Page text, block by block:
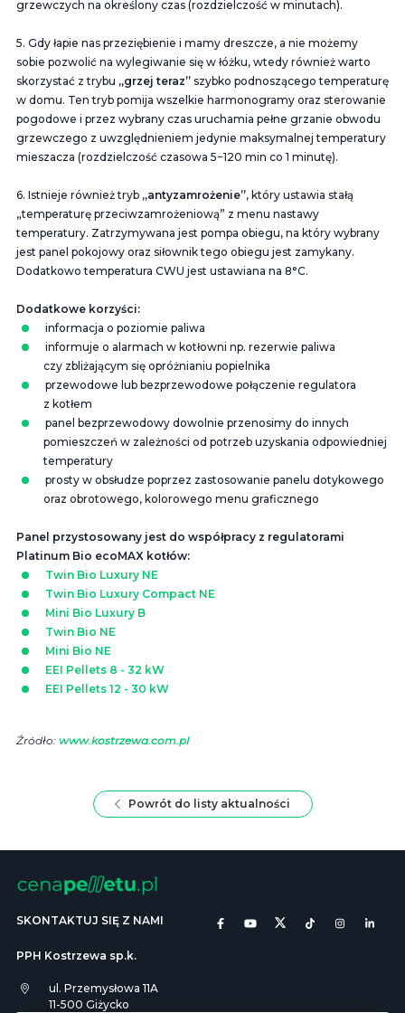
grzewczych na określony czas (rozdzielczość w minutach).
5. Gdy łapie nas przeziębienie i mamy dreszcze, a nie możemy
sobie pozwolić na wylegiwanie się w łóżku, wtedy również warto
skorzystać z trybu „grzej teraz” szybko podnoszącego temperaturę
w domu. Ten tryb pomija wszelkie harmonogramy oraz sterowanie
pogodowe i przez wybrany czas uruchamia pełne grzanie obwodu
grzewczego z uwzględnieniem jedynie maksymalnej temperatury
mieszacza (rozdzielczość czasowa 5−120 min co 1 minutę).
6. Istnieje również tryb „antyzamrożenie”, który ustawia stałą
„temperaturę przeciwzamrożeniową” z menu nastawy
temperatury. Zatrzymywana jest pompa obiegu, na który wybrany
jest panel pokojowy oraz siłownik tego obiegu jest zamykany.
Dodatkowo temperatura CWU jest ustawiana na 8°C.
Dodatkowe korzyści:
informacja o poziomie paliwa
informuje o alarmach w kotłowni np. rezerwie paliwa
czy zbliżającym się opróżnianiu popielnika
przewodowe lub bezprzewodowe połączenie regulatora
z kotłem
panel bezprzewodowy dowolnie przenosimy do innych
pomieszczeń w zależności od potrzeb uzyskania odpowiedniej
temperatury
prosty w obsłudze poprzez zastosowanie panelu dotykowego
oraz obrotowego, kolorowego menu graficznego
Panel przystosowany jest do współpracy z regulatorami
Platinum Bio ecoMAX kotłów:
Twin Bio Luxury NE
Twin Bio Luxury Compact NE
Mini Bio Luxury B
Twin Bio NE
Mini Bio NE
EEI Pellets 8 - 32 kW
EEI Pellets 12 - 30 kW
Źródło: www.kostrzewa.com.pl
Powrót do listy aktualności
SKONTAKTUJ SIĘ Z NAMI
PPH Kostrzewa sp.k.
ul. Przemysłowa 11A
11-500 Giżycko